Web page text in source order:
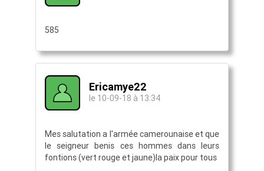
585
Ericamye22
le 10-09-18 à 13:34
Mes salutation a l'armée camerounaise et que
le seigneur benis ces hommes dans leurs
fontions (vert rouge et jaune)la paix pour tous